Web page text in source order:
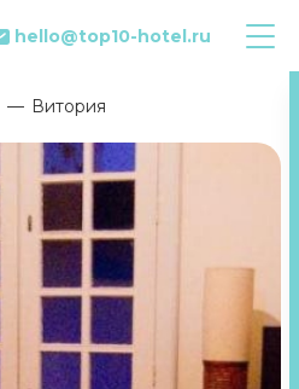
hello@top10-hotel.ru
Витория